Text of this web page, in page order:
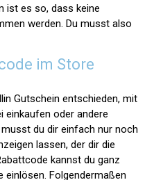
ist es so, dass keine
werden. Du musst also
im Store
Gutschein entschieden, mit
einkaufen oder andere
du dir einfach nur noch
lassen, der dir die
kannst du ganz
einlösen. Folgendermaßen